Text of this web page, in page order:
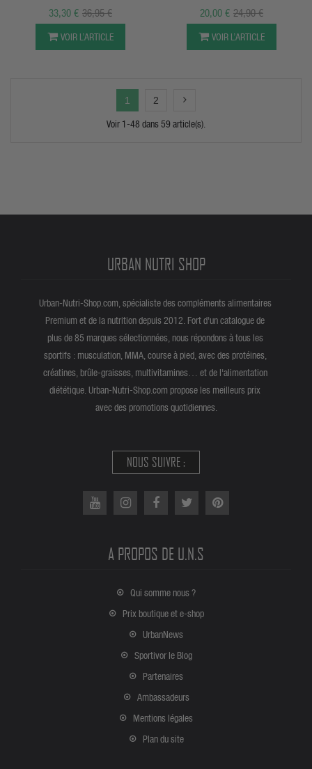
Mars Co36,95 €
33,30 €
VOIR L’ARTICLE
Brownie - BiotechUSA
24,90 €
20,00 €
VOIR L’ARTICLE
1 2
Voir 1-48 dans 59 article(s).
URBAN NUTRI SHOP
Urban-Nutri-Shop.com, spécialiste des compléments alimentaires
Premium et de la nutrition depuis 2012. Fort d'un catalogue de
plus de 85 marques sélectionnées, nous répondons à tous les
sportifs : musculation, MMA, course à pied, avec des protéines,
créatines, brûle-graisses, multivitamines… et de l'alimentation
diététique. Urban-Nutri-Shop.com propose les meilleurs prix
avec des promotions quotidiennes.
NOUS SUIVRE :
A PROPOS DE U.N.S
Qui somme nous ?
Prix boutique et e-shop
UrbanNews
Sportivor le Blog
Partenaires
Ambassadeurs
Mentions légales
Plan du site